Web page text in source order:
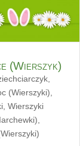
(Wierszyk)
,
(Wierszyki),
, Wierszyki
,